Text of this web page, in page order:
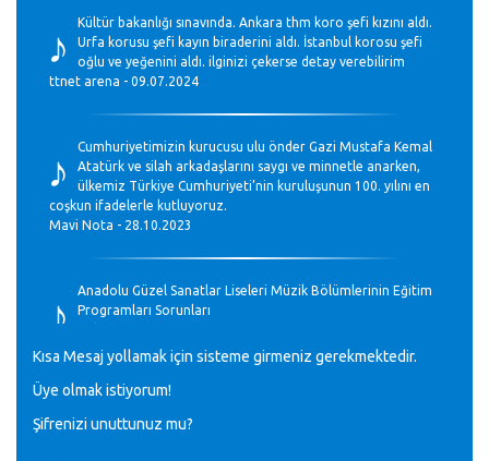
♪
Kültür bakanlığı sınavında. Ankara thm koro şefi kızını aldı.
Urfa korusu şefi kayın biraderini aldı. İstanbul korosu şefi
oğlu ve yeğenini aldı. ilginizi çekerse detay verebilirim
ttnet arena - 09.07.2024
♪
Cumhuriyetimizin kurucusu ulu önder Gazi Mustafa Kemal
Atatürk ve silah arkadaşlarını saygı ve minnetle anarken,
ülkemiz Türkiye Cumhuriyeti’nin kuruluşunun 100. yılını en
coşkun ifadelerle kutluyoruz.
Mavi Nota - 28.10.2023
♪
Anadolu Güzel Sanatlar Liseleri Müzik Bölümlerinin Eğitim
Programları Sorunları
♪
GEÇMİŞ OLSUN TÜRKİYE!
Mavi Nota - 07.02.2023
Kısa Mesaj yollamak için sisteme girmeniz gerekmektedir.
Üye olmak istiyorum!
Şifrenizi unuttunuz mu?